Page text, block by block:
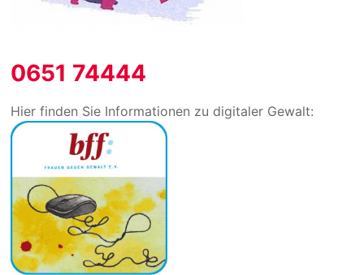
0651 74444
Hier finden Sie Informationen zu digitaler Gewalt: